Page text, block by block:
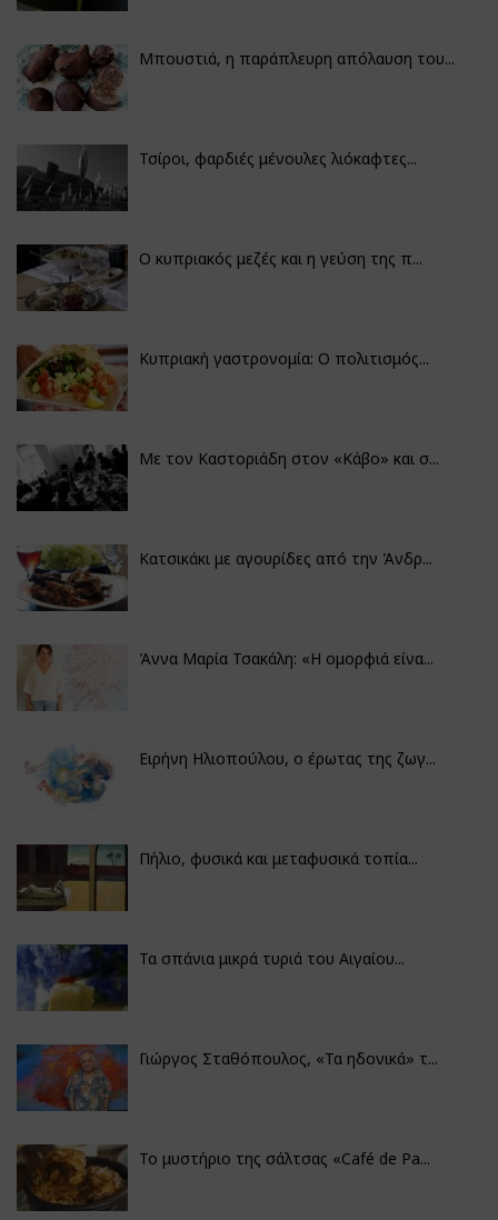
Μπουστιά, η παράπλευρη απόλαυση του...
Τσίροι, φαρδιές μένουλες λιόκαφτες...
Ο κυπριακός μεζές και η γεύση της π...
Κυπριακή γαστρονομία: Ο πολιτισμός...
Με τον Καστοριάδη στον «Κάβο» και σ...
Κατσικάκι με αγουρίδες από την Άνδρ...
Άννα Μαρία Τσακάλη: «Η ομορφιά είνα...
Ειρήνη Ηλιοπούλου, ο έρωτας της ζωγ...
Πήλιο, φυσικά και μεταφυσικά τοπία...
Τα σπάνια μικρά τυριά του Αιγαίου...
Γιώργος Σταθόπουλος, «Τα ηδονικά» τ...
Το μυστήριο της σάλτσας «Café de Pa...